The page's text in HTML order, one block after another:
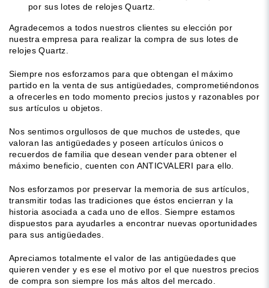
por sus lotes de relojes Quartz.
Agradecemos a todos nuestros clientes su elección por
nuestra empresa para realizar la compra de sus lotes de
relojes Quartz.
Siempre nos esforzamos para que obtengan el máximo
partido en la venta de sus antigüedades, comprometiéndonos
a ofrecerles en todo momento precios justos y razonables por
sus artículos u objetos.
Nos sentimos orgullosos de que muchos de ustedes, que
valoran las antigüedades y poseen artículos únicos o
recuerdos de familia que desean vender para obtener el
máximo beneficio, cuenten con ANTICVALERI para ello.
Nos esforzamos por preservar la memoria de sus artículos,
transmitir todas las tradiciones que éstos encierran y la
historia asociada a cada uno de ellos. Siempre estamos
dispuestos para ayudarles a encontrar nuevas oportunidades
para sus antigüedades.
Apreciamos totalmente el valor de las antigüedades que
quieren vender y es ese el motivo por el que nuestros precios
de compra son siempre los más altos del mercado.